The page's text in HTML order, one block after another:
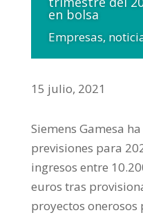
en bolsa
Empresas,
15 julio, 2021
Siemens Gamesa
previsiones para
ingresos entre
euros tras
proyectos onerosos